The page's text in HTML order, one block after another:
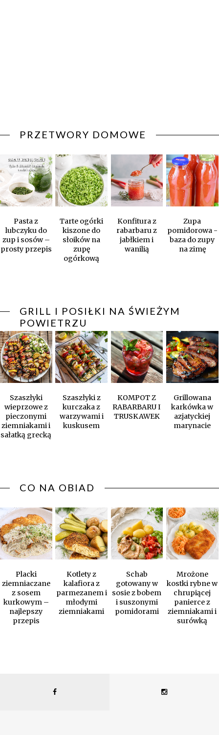
PRZETWORY DOMOWE
Pasta z
lubczyku do
zup i sosów –
prosty przepis
Tarte ogórki
kiszone do
słoików na
zupę
ogórkową
Konfitura z
rabarbaru z
jabłkiem i
wanilią
Zupa
pomidorowa -
baza do zupy
na zimę
GRILL I POSIŁKI NA ŚWIEŻYM
POWIETRZU
Szaszłyki
wieprzowe z
pieczonymi
ziemniakami i
sałatką grecką
Szaszłyki z
kurczaka z
warzywami i
kuskusem
KOMPOT Z
RABARBARU I
TRUSKAWEK
Grillowana
karkówka w
azjatyckiej
marynacie
CO NA OBIAD
Placki
ziemniaczane
z sosem
kurkowym –
najlepszy
przepis
Kotlety z
kalafiora z
parmezanem i
młodymi
ziemniakami
Schab
gotowany w
sosie z bobem
i suszonymi
pomidorami
Mrożone
kostki rybne w
chrupiącej
panierce z
ziemniakami i
surówką